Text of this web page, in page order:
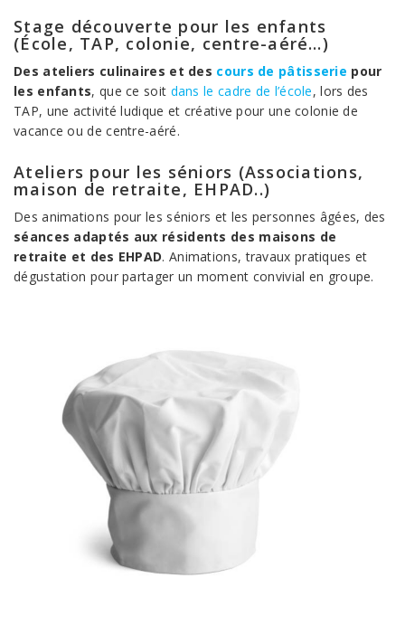
Stage découverte pour les enfants
(École, TAP, colonie, centre-aéré…)
Des ateliers culinaires et des cours de pâtisserie pour
les enfants, que ce soit dans le cadre de l’école, lors des
TAP, une activité ludique et créative pour une colonie de
vacance ou de centre-aéré.
Ateliers pour les séniors (Associations,
maison de retraite, EHPAD..)
Des animations pour les séniors et les personnes âgées, des
séances adaptés aux résidents des maisons de
retraite et des EHPAD. Animations, travaux pratiques et
dégustation pour partager un moment convivial en groupe.